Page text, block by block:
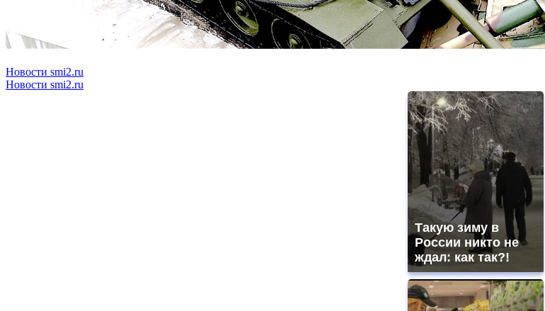
Новости smi2.ru
Новости smi2.ru
Такую зиму в
России никто не
ждал: как так?!